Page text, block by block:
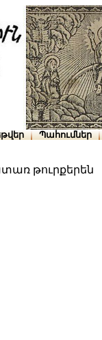
Պահումներ
թուրքերեն